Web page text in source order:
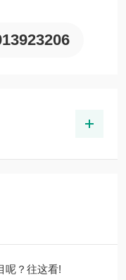
呢？往这看!